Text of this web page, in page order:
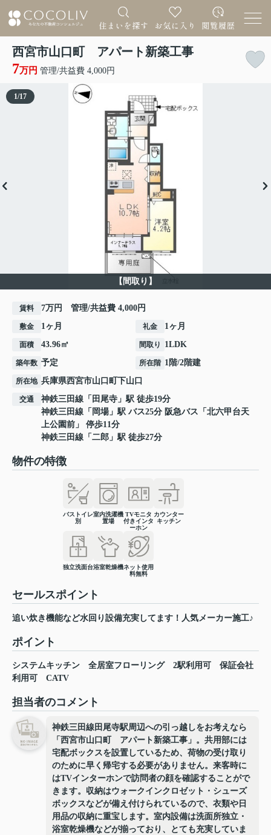
西宮市山口町 アパート新築工事
7万円 管理/共益費 4,000円
【間取り】
1/17
賃料 7万円 管理/共益費 4,000円
敷金 1ヶ月 礼金 1ヶ月
面積 43.96㎡ 間取り 1LDK
築年数 予定 所在階 1階/2階建
所在地 兵庫県西宮市山口町下山口
交通 神鉄三田線 「 田尾寺 」駅 徒歩19分
神鉄三田線 「 岡場」駅 バス25分 阪急バス「北六甲台天
上公園前」 停歩11分
神鉄三田線 「 二郎 」駅 徒歩27分
物件の特徴
バストイレ
別
室内洗濯機
置場
TVモニタ
付きインタ
ーホン
カウンター
キッチン
独立洗面台浴室乾燥機ネット使用
料無料
セールスポイント
追い炊き機能など水回り設備充実してます！人気メーカー施工♪
ポイント
システムキッチン 全居室フローリング 2駅利用可
保証会社
利用可
CATV
担当者のコメント
神鉄三田線田尾寺駅周辺への引っ越しをお考えなら
「西宮市山口町 アパート新築工事」。共用部には
宅配ボックスを設置しているため、荷物の受け取り
のために早く帰宅する必要がありません。来客時に
はTVインターホンで訪問者の顔を確認することがで
きます。収納はウォークインクロゼット・シューズ
ボックスなどが備え付けられているので、衣類や日
用品の収納に重宝します。室内設備は洗面所独立・
浴室乾燥機などが揃っており、とても充実していま